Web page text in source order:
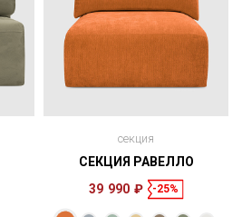
Размеры
секция
СЕКЦИЯ РАВЕЛЛО
39 990 ₽
-25%